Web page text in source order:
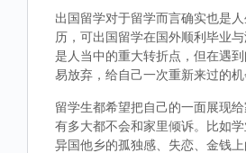
出国留学对于留学而言确实也是
历，可出国留学在国外顺利毕业
是人当中的重大转折点，但在遇
易放弃，给自己一次重新来过的机
留学生都希望把自己的一面展现
有多大都不会和家里倾诉。比如学
异国他乡的孤独感、失恋、金钱